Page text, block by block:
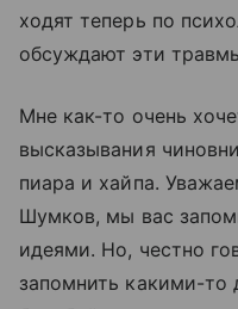
ходят теперь по
обсуждают эти
Мне как-то очень
высказывания
пиара и хайпа.
Шумков, мы вас
идеями. Но, честно
запомнить какими-